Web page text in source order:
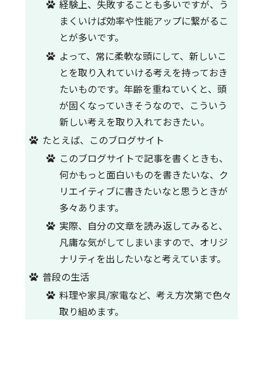
経験上、失敗することも多いですが、う
まくいけば効率や性能アップに繋がるこ
とが多いです。
よって、常に柔軟な頭にして、新しいこ
とを取り入れていける考えを持っておき
たいものです。年齢を重ねていくと、頭
が固くなっていきそうなので、こういう
新しい考えを取り入れておきたい。
たとえば、このブログサイト
このブログサイトで記事を書くときも、
何かもっと面白いものを書きたいな、ク
リエイティブに書きたいなと思うときが
多々あります。
実際、自分の文章を読み返してみると、
凡庸な気がしてしまいますので、オリジ
ナリティを出したいなと考えています。
普段の生活
料理や家具/家電など、考え方次第で色々
取り組めます。